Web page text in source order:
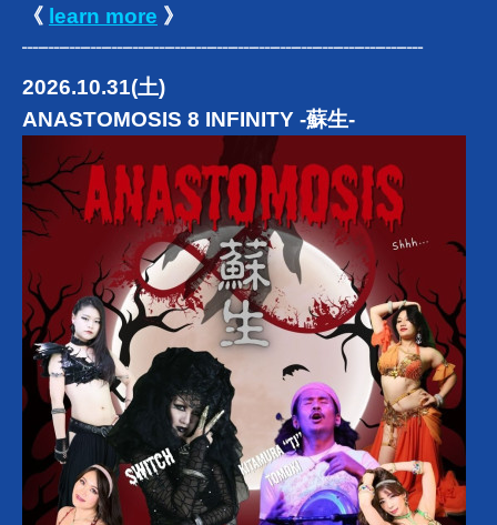
《 learn more 》
┈┈┈┈┈┈┈┈┈┈┈┈┈┈┈┈┈┈┈
2026.10.31(土)
ANASTOMOSIS 8 INFINITY -蘇生-